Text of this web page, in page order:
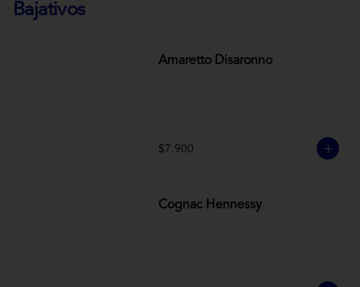
Bajativos
Amaretto Disaronno
$7.900
Cognac Hennessy